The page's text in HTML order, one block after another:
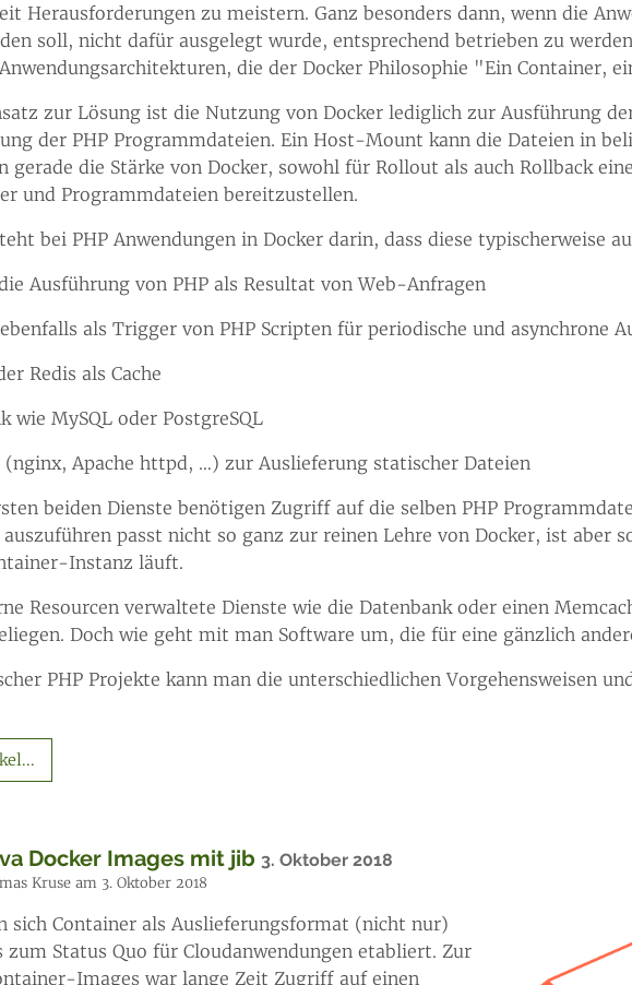
Herausforderungen zu meistern. Ganz besonders dann, wenn die
soll, nicht dafür ausgelegt wurde, entsprechend betrieben zu
die der Docker Philosophie "Ein Container,
zur Lösung ist die Nutzung von Docker lediglich zur Ausführung
der PHP Programmdateien. Ein Host-Mount kann die Dateien in
gerade die Stärke von Docker, sowohl für Rollout als auch Rollback
und Programmdateien bereitzustellen.
bei PHP Anwendungen in Docker darin, dass diese typischerweise
Ausführung von PHP als Resultat von Web-Anfragen
als Trigger von PHP Scripten für periodische und asynchrone
Redis als Cache
wie MySQL oder PostgreSQL
(nginx, Apache httpd, …​) zur Auslieferung statischer Dateien
beiden Dienste benötigen Zugriff auf die selben PHP
auszuführen passt nicht so ganz zur reinen Lehre von Docker, ist aber
Instanz läuft.
Resourcen verwaltete Dienste wie die Datenbank oder einen
Doch wie geht mit man Software um, die für eine gänzlich
PHP Projekte kann man die unterschiedlichen Vorgehensweisen
Docker Images mit jib 3. Oktober 2018
Kruse am 3. Oktober 2018
sich Container als Auslieferungsformat (nicht nur)
zum Status Quo für Cloudanwendungen etabliert. Zur
Images war lange Zeit Zugriff auf einen